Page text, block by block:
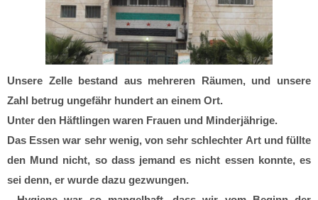
Unsere Zelle bestand aus mehreren Räumen, und unsere
Zahl betrug ungefähr hundert an einem Ort.
Unter den Häftlingen waren Frauen und Minderjährige.
Das Essen war sehr wenig, von sehr schlechter Art und füllte
den Mund nicht, so dass jemand es nicht essen konnte, es
sei denn, er wurde dazu gezwungen.